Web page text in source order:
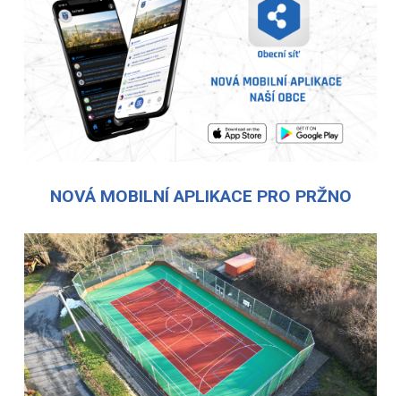
NOVÁ MOBILNÍ APLIKACE PRO PRŽNO